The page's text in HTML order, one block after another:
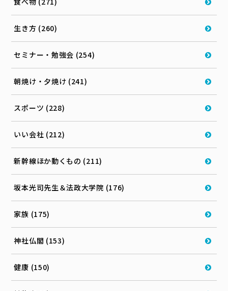
生き方 (260)
セミナー・勉強会 (254)
朝焼け・夕焼け (241)
スポーツ (228)
いい会社 (212)
新幹線ほか動くもの (211)
坂本光司先生＆法政大学院 (176)
家族 (175)
神社仏閣 (153)
健康 (150)